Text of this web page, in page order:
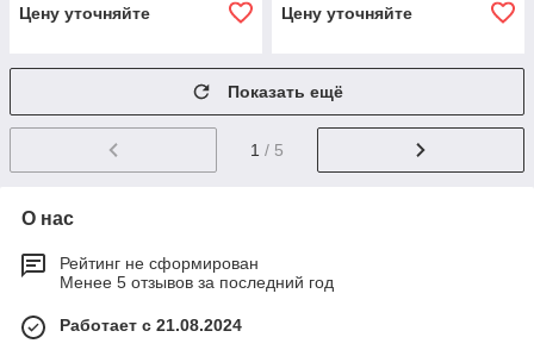
Цену уточняйте Цену уточняйте
Показать ещё
1 / 5
О нас
Рейтинг не сформирован
Менее 5 отзывов за последний год
Работает с 21.08.2024